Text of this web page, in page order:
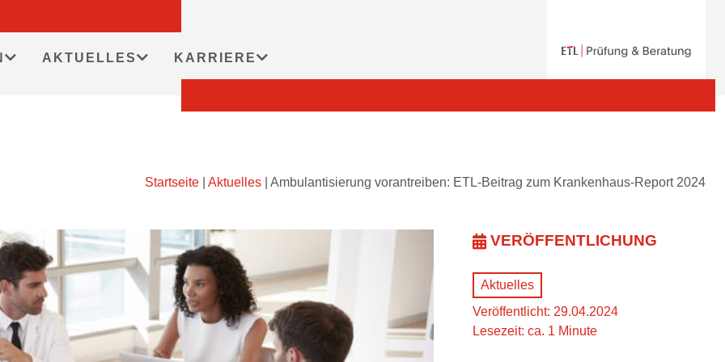
AKTUELLES KARRIERE
Startseite Aktuelles Ambulantisierung vorantreiben: ETL-Beitrag zum Krankenhaus-Report 2024
VERÖFFENTLICHUNG
Aktuelles
Veröffentlicht: 29.04.2024
Lesezeit: ca. 1 Minute